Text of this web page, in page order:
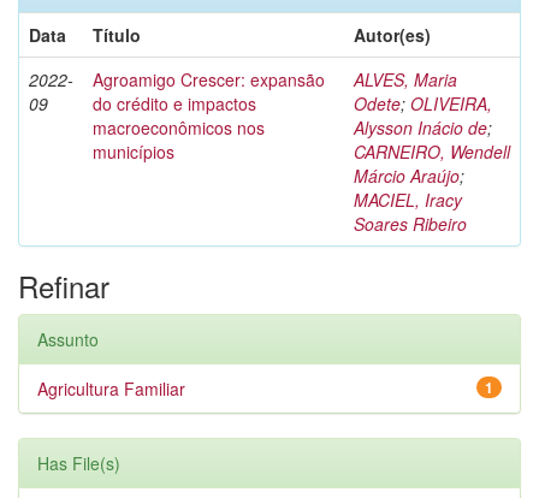
Data
Título
Autor(es)
2022-
09
Agroamigo Crescer: expansão
do crédito e impactos
macroeconômicos nos
municípios
ALVES, Maria
Odete; OLIVEIRA,
Alysson Inácio de;
CARNEIRO, Wendell
Márcio Araújo;
MACIEL, Iracy
Soares Ribeiro
Refinar
Assunto
1
Agricultura Familiar
Has File(s)